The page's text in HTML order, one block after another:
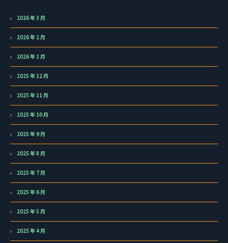
2026 年 3 月
2026 年 2 月
2026 年 1 月
2025 年 12 月
2025 年 11 月
2025 年 10 月
2025 年 9 月
2025 年 8 月
2025 年 7 月
2025 年 6 月
2025 年 5 月
2025 年 4 月